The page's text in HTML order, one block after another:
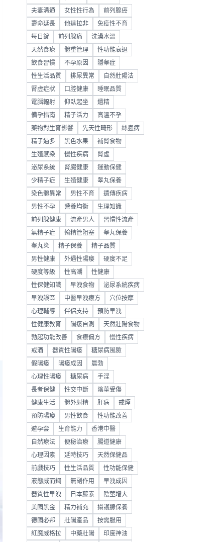
夫妻溝通 女性性行為 前列腺癌
壽命延長 他達拉非 免疫性不育
每日錠 前列腺痛 洗澡水溫
天然食療 體重管理 性功能衰退
飲食習慣 不孕原因 隱睾症
性生活品質 排尿異常 自然壯陽法
腎虛症狀 口腔健康 睡眠品質
電腦輻射 仰臥起坐 遺精
備孕指南 精子活力 高溫不孕
藥物對生育影響 先天性畸形 絲蟲病
精子過多 黑色水果 補腎食物
生殖感染 慢性疾病 腎虛
泌尿系統 腎臟健康 運動保健
少精子症 生殖健康 睾丸保養
染色體異常 男性不育 遺傳疾病
男性不孕 營養均衡 生理知識
前列腺健康 流產男人 習慣性流產
無精子症 輸精管阻塞 睾丸保養
睾丸炎 精子保養 精子品質
男性健康 外遇性陽痿 硬度不足
硬度等級 性高潮 性健康
性保健知識 早洩食物 泌尿系統疾病
早洩誤區 中醫早洩療方 穴位按摩
心理輔導 伴侶支持 預防早洩
性健康教育 陽痿自測 天然壯陽食物
勃起功能改善 食療偏方 慢性疾病
戒酒 器質性陽痿 糖尿病風險
假陽痿 陽痿成因 晨勃
心理性陽痿 糖尿病 手淫
長者保健 性交中斷 陰莖受傷
健康生活 體外射精 肝病 戒煙
預防陽痿 男性飲食 性功能改善
避孕套 生育能力 香港中醫
自然療法 便秘治療 腸道健康
心理因素 延時技巧 天然保健品
前戲技巧 性生活品質 性功能保健
液態威而鋼 無副作用 早洩成因
器質性早洩 日本藤素 陰莖增大
美國黑金 精力補充 攝護腺保養
德國必邦 壯陽產品 按需服用
紅魔威格拉 中藥壯陽 印度神油